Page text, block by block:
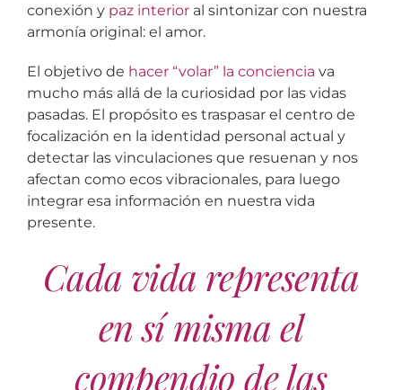
conexión y paz interioral sintonizar con nuestra
armonía original: el amor.
El objetivo de hacer “volar” la conciencia va
mucho más allá de la curiosidad por las vidas
pasadas. El propósito es traspasar el centro de
focalización en la identidad personal actual y
detectar las vinculaciones que resuenan y nos
afectan como ecos vibracionales, para luego
integrar esa información en nuestra vida
presente.
Cada vida representa
en sí misma el
compendio de las